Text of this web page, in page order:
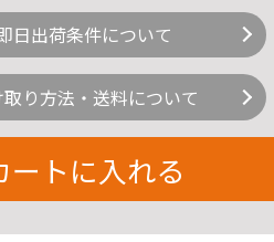
日出荷条件について
り方法・送料について
ートに入れる